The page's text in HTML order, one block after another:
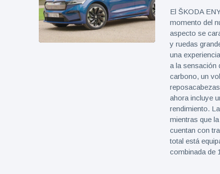
El ŠKODA
momento del
aspecto se
y ruedas
una
a la sensación
carbono, un
ahora incluye
rendimiento.
mientras que
cuentan con
total está
combinada de